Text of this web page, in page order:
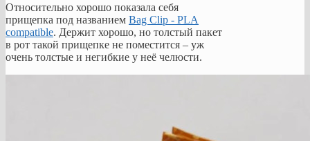
Относительно хорошо показала себя
прищепка под названием Bag Clip - PLA
compatible. Держит хорошо, но толстый пакет
в рот такой прищепке не поместится – уж
очень толстые и негибкие у неё челюсти.